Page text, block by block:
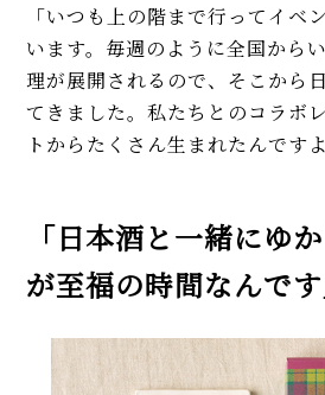
「いつも上の階まで行ってイベ
います。毎週のように全国から
理が展開されるので、そこから
てきました。私たちとのコラボ
トからたくさん生まれたんですよ
「日本酒と一緒にゆ
が至福の時間なんです